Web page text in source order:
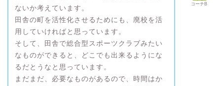
コーチB
ないか考えています。
田舎の町を活性化させるためにも、廃校を活
用していければと思っています。
そして、田舎で総合型スポーツクラブみたい
なものができると、どこでも出来るようにな
るだとうなと思っています。
まだまだ、必要なものがあるので、時間はか